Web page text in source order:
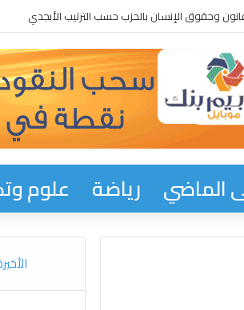
وحقوق الإنسان بالحزب حسب الترتيب الأبجدي
الماضي رياضة علوم